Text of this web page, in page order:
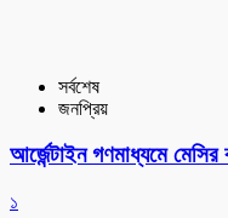
সর্বশেষ
জনপ্রিয়
আর্জেন্টাইন গণমাধ্যমে
১